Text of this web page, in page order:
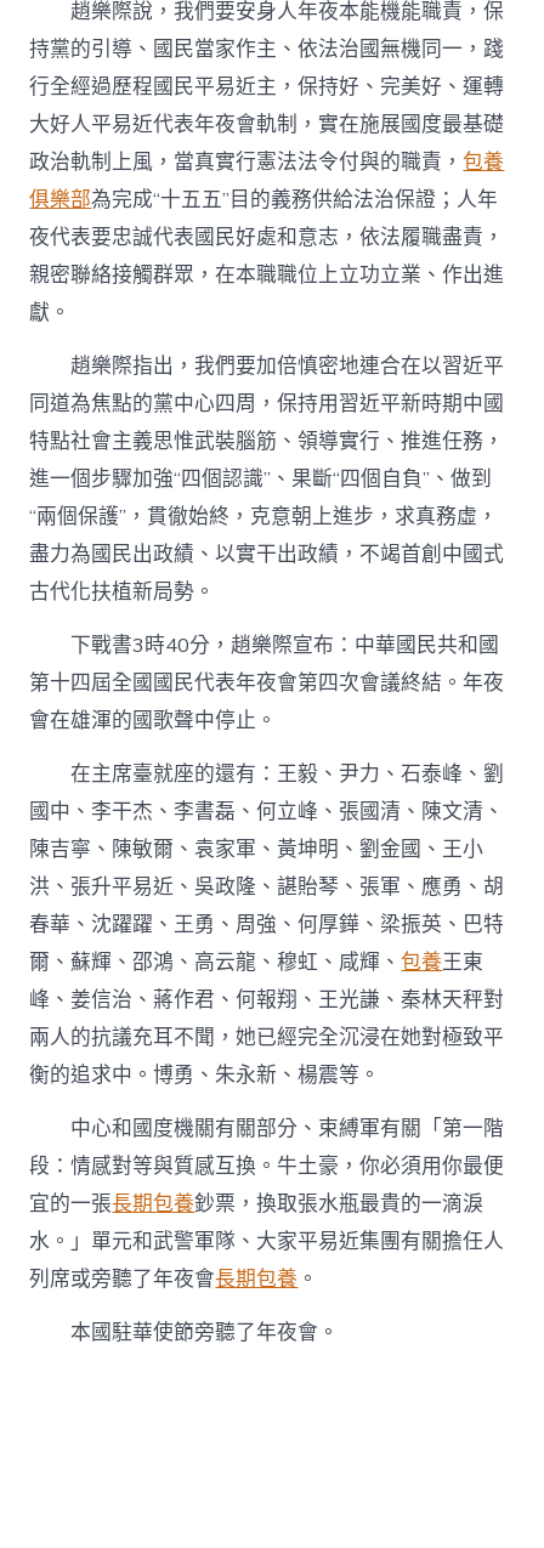
趙樂際說，我們要安身人年夜本能機能職責，保
持黨的引導、國民當家作主、依法治國無機同一，踐
行全經過歷程國民平易近主，保持好、完美好、運轉
大好人平易近代表年夜會軌制，實在施展國度最基礎
政治軌制上風，當真實行憲法法令付與的職責，包養
俱樂部為完成“十五五”目的義務供給法治保證；人年
夜代表要忠誠代表國民好處和意志，依法履職盡責，
親密聯絡接觸群眾，在本職職位上立功立業、作出進
獻。
趙樂際指出，我們要加倍慎密地連合在以習近平
同道為焦點的黨中心四周，保持用習近平新時期中國
特點社會主義思惟武裝腦筋、領導實行、推進任務，
進一個步驟加強“四個認識”、果斷“四個自負”、做到
“兩個保護”，貫徹始終，克意朝上進步，求真務虛，
盡力為國民出政績、以實干出政績，不竭首創中國式
古代化扶植新局勢。
下戰書3時40分，趙樂際宣布：中華國民共和國
第十四屆全國國民代表年夜會第四次會議終結。年夜
會在雄渾的國歌聲中停止。
在主席臺就座的還有：王毅、尹力、石泰峰、劉
國中、李干杰、李書磊、何立峰、張國清、陳文清、
陳吉寧、陳敏爾、袁家軍、黃坤明、劉金國、王小
洪、張升平易近、吳政隆、諶貽琴、張軍、應勇、胡
春華、沈躍躍、王勇、周強、何厚鏵、梁振英、巴特
爾、蘇輝、邵鴻、高云龍、穆虹、咸輝、包養王東
峰、姜信治、蔣作君、何報翔、王光謙、秦林天秤對
兩人的抗議充耳不聞，她已經完全沉浸在她對極致平
衡的追求中。博勇、朱永新、楊震等。
中心和國度機關有關部分、束縛軍有關「第一階
段：情感對等與質感互換。牛土豪，你必須用你最便
宜的一張長期包養鈔票，換取張水瓶最貴的一滴淚
水。」單元和武警軍隊、大家平易近集團有關擔任人
列席或旁聽了年夜會長期包養 。
本國駐華使節旁聽了年夜會。